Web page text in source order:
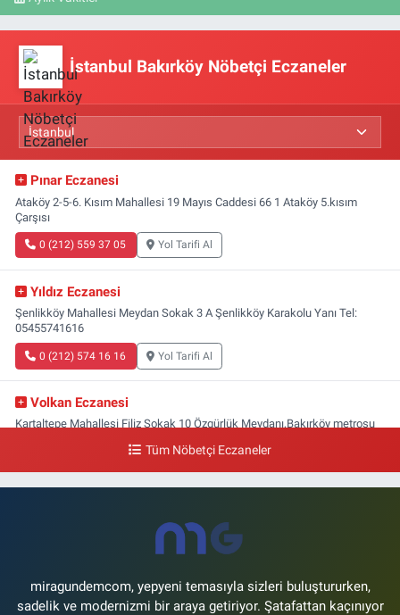
İstanbul Bakırköy Nöbetçi Eczaneler
Pınar Eczanesi
Ataköy 2-5-6. Kısım Mahallesi 19 Mayıs Caddesi 66 1 Ataköy 5.kısım
Çarşısı
0 (212) 559 37 05 Yol Tarifi Al
Yıldız Eczanesi
Şenlikköy Mahallesi Meydan Sokak 3 A Şenlikköy Karakolu Yanı Tel:
05455741616
0 (212) 574 16 16 Yol Tarifi Al
Volkan Eczanesi
Kartaltepe Mahallesi Filiz Sokak 10 Özgürlük Meydanı,Bakırköy metrosu
Yeşilköy Mahallesi Doğruyol Sokak 7 A Dürümcü Baba'nın Bir Alt
0 (212) 663 11 97
Tüm Nöbetçi Eczaneler
miragundemcom, yepyeni temasıyla sizleri buluştururken,
sadelik ve modernizmi bir araya getiriyor. Şatafattan kaçınıyor